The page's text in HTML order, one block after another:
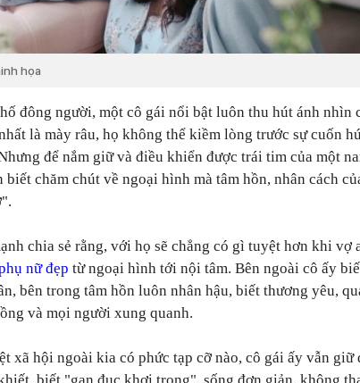
họa
đông người, một cô gái nổi bật luôn thu hút ánh nhìn
là mày râu, họ không thể kiềm lòng trước sự cuốn
để nắm giữ và điều khiển được trái tim của một
biết chăm chút về ngoại hình mà tâm hồn, nhân cách
chia sẻ rằng, với họ sẽ chẳng có gì tuyệt hơn khi vợ
nữ đẹp từ ngoại hình tới nội tâm. Bên ngoài cô ấy
bên trong tâm hồn luôn nhân hậu, biết thương yêu,
và mọi người xung quanh.
xã hội ngoài kia có phức tạp cỡ nào, cô gái ấy vẫn giữ